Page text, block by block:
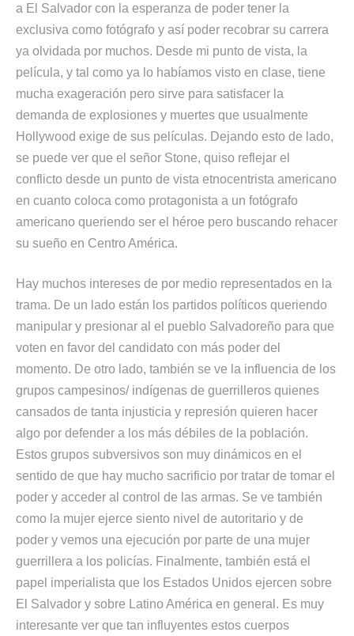
a El Salvador con la esperanza de poder tener la
exclusiva como fotógrafo y así poder recobrar su carrera
ya olvidada por muchos. Desde mi punto de vista, la
película, y tal como ya lo habíamos visto en clase, tiene
mucha exageración pero sirve para satisfacer la
demanda de explosiones y muertes que usualmente
Hollywood exige de sus películas. Dejando esto de lado,
se puede ver que el señor Stone, quiso reflejar el
conflicto desde un punto de vista etnocentrista americano
en cuanto coloca como protagonista a un fotógrafo
americano queriendo ser el héroe pero buscando rehacer
su sueño en Centro América.
Hay muchos intereses de por medio representados en la
trama. De un lado están los partidos políticos queriendo
manipular y presionar al el pueblo Salvadoreño para que
voten en favor del candidato con más poder del
momento. De otro lado, también se ve la influencia de los
grupos campesinos/ indígenas de guerrilleros quienes
cansados de tanta injusticia y represión quieren hacer
algo por defender a los más débiles de la población.
Estos grupos subversivos son muy dinámicos en el
sentido de que hay mucho sacrificio por tratar de tomar el
poder y acceder al control de las armas. Se ve también
como la mujer ejerce siento nivel de autoritario y de
poder y vemos una ejecución por parte de una mujer
guerrillera a los policías. Finalmente, también está el
papel imperialista que los Estados Unidos ejercen sobre
El Salvador y sobre Latino América en general. Es muy
interesante ver que tan influyentes estos cuerpos